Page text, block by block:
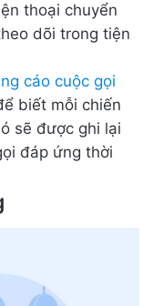
thoại chuyển
dõi trong tiện
cáo cuộc gọi
biết mỗi chiến
sẽ được ghi lại
đáp ứng thời